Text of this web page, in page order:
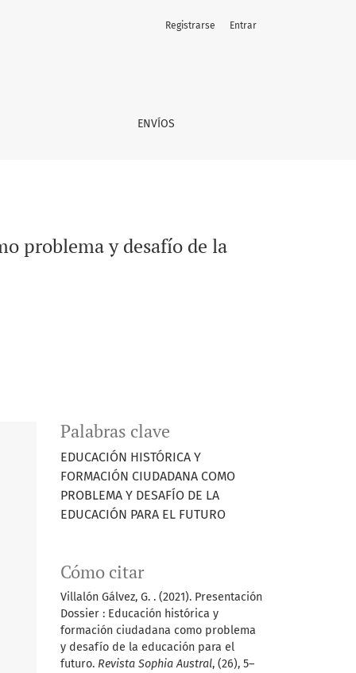
ENVÍOS
Registrarse Entrar
problema y desafío de la
Palabras clave
EDUCACIÓN HISTÓRICA Y
FORMACIÓN CIUDADANA COMO
PROBLEMA Y DESAFÍO DE LA
EDUCACIÓN PARA EL FUTURO
Cómo citar
Villalón Gálvez, G. . (2021). Presentación
Dossier : Educación histórica y
formación ciudadana como problema
y desafío de la educación para el
futuro. Revista Sophia Austral, (26), 5–